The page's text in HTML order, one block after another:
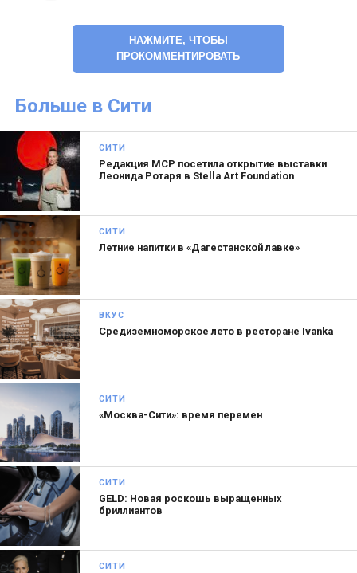
Если же перед корпоративным мероприятием
вы не хотите тратить время на перемещения,
можно пригласить стилистов с полным
комплектом оборудования и бьюти-продуктов
прямо в офис. Мастера в любом случае
отработают слаженно, с вниманием к деталям и
большой любовью к своему делу.
НАЖМИТЕ, ЧТОБЫ
ПРОКОММЕНТИРОВАТЬ
Больше в Сити
СИТИ
Редакция MCP посетила открытие выставки
Леонида Ротаря в Stella Art Foundation
СИТИ
Летние напитки в «Дагестанской лавке»
ВКУС
Cредиземноморское лето в ресторане Ivanka
СИТИ
«Москва-Сити»: время перемен
СИТИ
GELD: Новая роскошь выращенных
бриллиантов
СИТИ